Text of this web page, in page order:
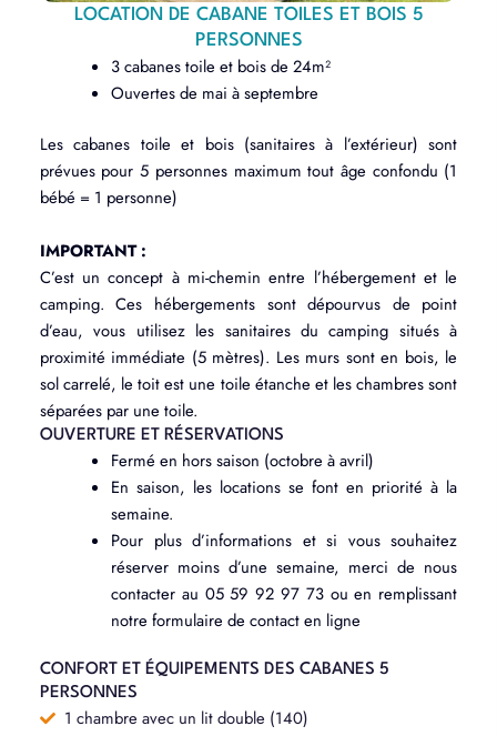
LOCATION DE CABANE TOILES ET BOIS 5
PERSONNES
3 cabanes toile et bois de 24m²
Ouvertes de mai à septembre
Les cabanes toile et bois (sanitaires à l’extérieur) sont
prévues pour 5 personnes maximum tout âge confondu (1
bébé = 1 personne)
IMPORTANT :
C’est un concept à mi-chemin entre l’hébergement et le
camping. Ces hébergements sont dépourvus de point
d’eau, vous utilisez les sanitaires du camping situés à
proximité immédiate (5 mètres). Les murs sont en bois, le
sol carrelé, le toit est une toile étanche et les chambres sont
séparées par une toile.
OUVERTURE ET RÉSERVATIONS
Fermé en hors saison (octobre à avril)
En saison, les locations se font en priorité à la
semaine.
Pour plus d’informations et si vous souhaitez
réserver moins d’une semaine, merci de nous
contacter au 05 59 92 97 73 ou en remplissant
notre formulaire de contact en ligne
CONFORT ET ÉQUIPEMENTS DES CABANES 5
PERSONNES
1 chambre avec un lit double (140)